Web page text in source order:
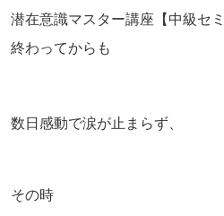
潜在意識マスター講座【中級セ
終わってからも
数日感動で涙が止まらず、
その時